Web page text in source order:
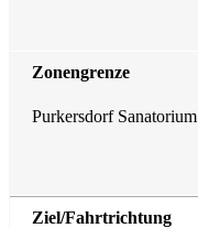
Purkersdorf Sanatorium